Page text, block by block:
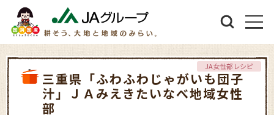
三重県「ふわふわじゃがいも団子
汁」ＪＡみえきたいなべ地域女性
部
JA女性部レシピ